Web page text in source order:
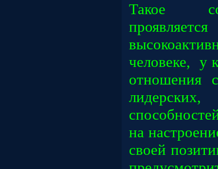
Такое
человеке, у
отношения
на
своей